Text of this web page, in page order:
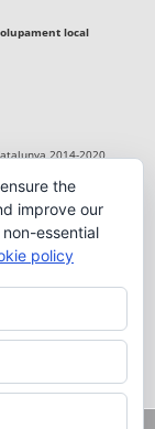
local
2014-2020,
the
improve our
essential
policy